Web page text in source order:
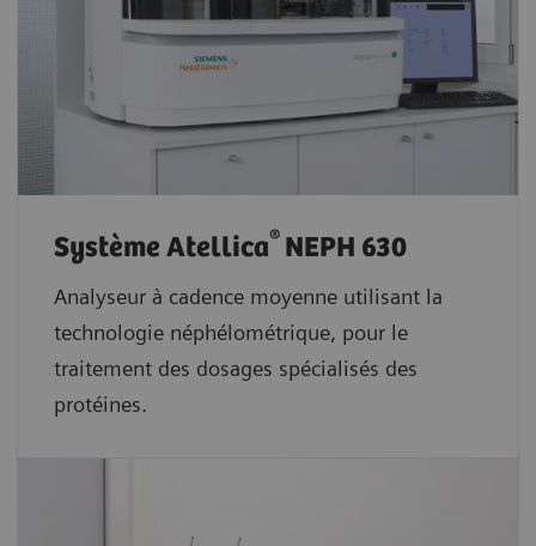
Système Atellica® NEPH 630
Analyseur à cadence moyenne utilisant la
technologie néphélométrique, pour le
traitement des dosages spécialisés des
protéines.